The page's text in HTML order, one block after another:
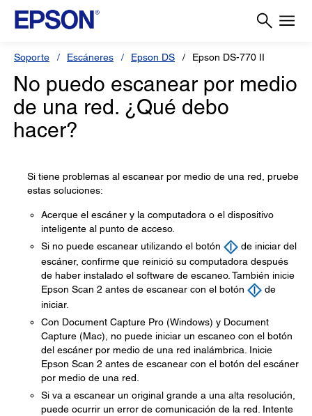
Soporte Escáneres Epson DS Epson DS-770 II
No puedo escanear por medio
de una red. ¿Qué debo
hacer?
Si tiene problemas al escanear por medio de una red, pruebe
estas soluciones:
Acerque el escáner y la computadora o el dispositivo
inteligente al punto de acceso.
Si no puede escanear utilizando el botón
de iniciar del
escáner, confirme que reinició su computadora después
de haber instalado el software de escaneo. También inicie
Epson Scan 2 antes de escanear con el botón
de
iniciar.
Con Document Capture Pro (Windows) y Document
Capture (Mac), no puede iniciar un escaneo con el botón
del escáner por medio de una red inalámbrica. Inicie
Epson Scan 2 antes de escanear con el botón del escáner
por medio de una red.
Si va a escanear un original grande a una alta resolución,
puede ocurrir un error de comunicación de la red. Intente